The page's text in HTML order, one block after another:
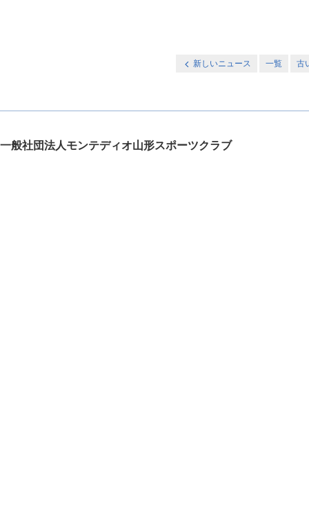
新しいニュース 一覧 古
一般社団法人モンテディオ山形スポーツクラブ